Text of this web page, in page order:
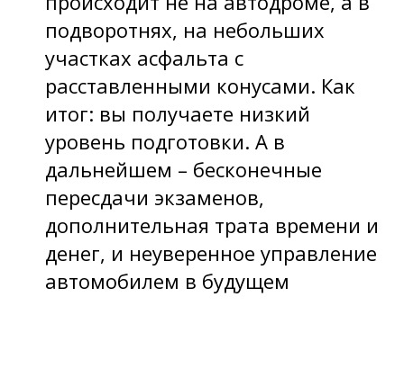
подворотнях, на небольших
участках асфальта с
расставленными конусами. Как
итог: вы получаете низкий
уровень подготовки. А в
дальнейшем – бесконечные
пересдачи экзаменов,
дополнительная трата времени и
денег, и неуверенное управление
автомобилем в будущем